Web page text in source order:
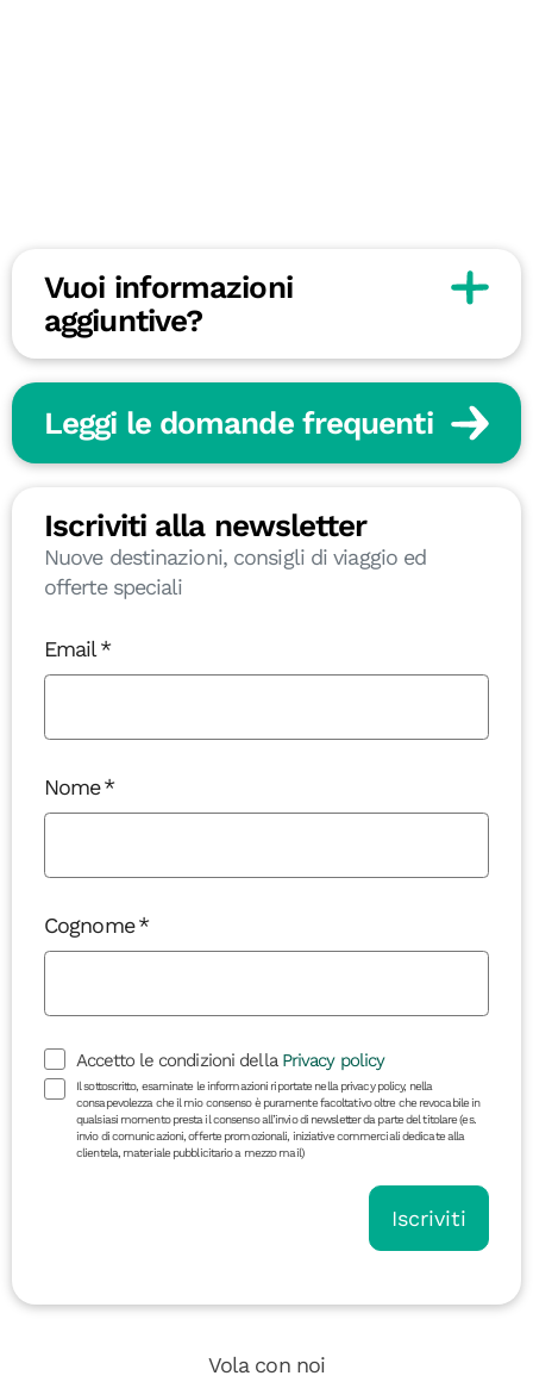
Vuoi informazioni
aggiuntive?
Leggi le domande frequenti
Iscriviti alla newsletter
Nuove destinazioni, consigli di viaggio ed
offerte speciali
Email
Nome
Cognome
Accetto le condizioni della Privacy policy
Il sottoscritto, esaminate le informazioni riportate nella privacy policy, nella
consapevolezza che il mio consenso è puramente facoltativo oltre che revocabile in
qualsiasi momento presta il consenso all’invio di newsletter da parte del titolare (es.
invio di comunicazioni, offerte promozionali, iniziative commerciali dedicate alla
clientela, materiale pubblicitario a mezzo mail)
Iscriviti
Vola con noi